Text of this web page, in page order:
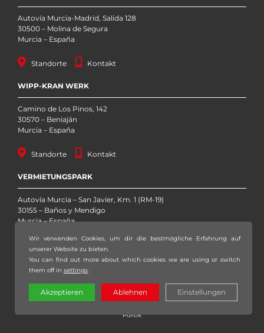
Autovía Murcia-Madrid, Salida 128
30500 – Molina de Segura
Murcia – España
Standorte Kontakt
WIPP-KRAN WERK
Camino de Los Pinos, 142
30570 – Beniaján
Murcia – España
Standorte Kontakt
VERMIETUNGSPARK
Autovía Murcia – San Javier, Km. 1 (RM-19)
30155 – Baños y Mendigo
Murcia – España
Standorte Kontakt
Copyright 2020 – 2026 Grúas Sáez, S.L. – Alle Rechte vorbehalten |
Rechtlicher Hinweis|Datenschutzerklärung| Datenschutzpolitik|Cookie-
Politik
Wir verwenden Cookies, um dir die bestmögliche Erfahrung auf
unserer Website zu bieten.
You can find out more about which cookies we are using or switch
them off in settings.
Akzeptieren Ablehnen Einstellungen